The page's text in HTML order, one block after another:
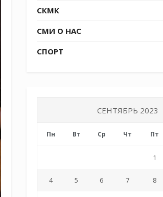
СКМК
СМИ О НАС
СПОРТ
СЕНТЯБРЬ 2023
Пн Вт Ср Чт Пт
1
4 5 6 7 8